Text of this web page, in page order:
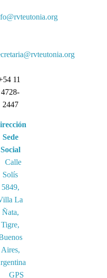
11
4728-
2447
Sede
Social
Calle
Solís
5849,
La
Ñata,
Tigre,
Aires,
GPS